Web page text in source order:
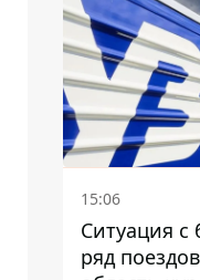
15:06
Ситуация с
ряд